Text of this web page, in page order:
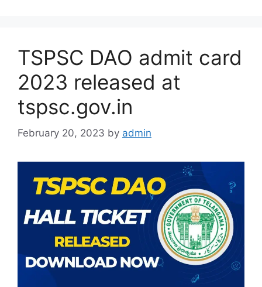
TSPSC DAO admit card
2023 released at
tspsc.gov.in
February 20, 2023 by admin